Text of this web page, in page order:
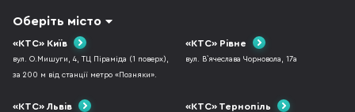
Оберіть місто
«КТС» Київ
вул. О.Мишуги, 4, ТЦ Піраміда (1 поверх),
за 200 м від станції метро «Позняки».
«КТС» Рівне
вул. В`ячеслава Чорновола, 17а
«КТС» Львів «КТС» Тернопіль